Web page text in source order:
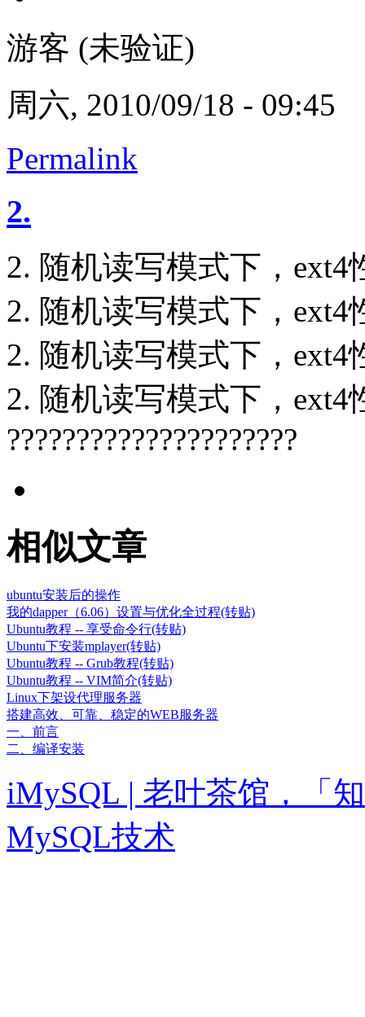
游客 (未验证)
周六, 2010/09/18 - 09:45
Permalink
2.
2. 随机读写模式下，
2. 随机读写模式下，
2. 随机读写模式下，
2. 随机读写模式下，
?????????????????????
相似文章
ubuntu安装后的操作
我的dapper（6.06）设置与优化全过程(转贴)
Ubuntu教程 -- 享受命令行(转贴)
Ubuntu下安装mplayer(转贴)
Ubuntu教程 -- Grub教程(转贴)
Ubuntu教程 -- VIM简介(转贴)
Linux下架设代理服务器
搭建高效、可靠、稳定的WEB服务器
一、前言
二、编译安装
iMySQL | 老叶茶馆，「
MySQL技术